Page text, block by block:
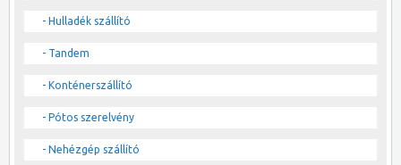
- Hulladék szállító
- Tandem
- Konténerszállító
- Pótos szerelvény
- Nehézgép szállító